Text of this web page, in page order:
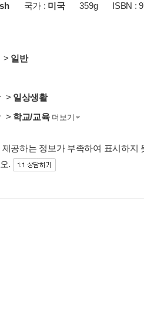
국가 : 미국 359g ISBN :
> 일반
> 일상생활
> 학교/교육 더보기
공하는 정보가 부족하여 표시하지
.